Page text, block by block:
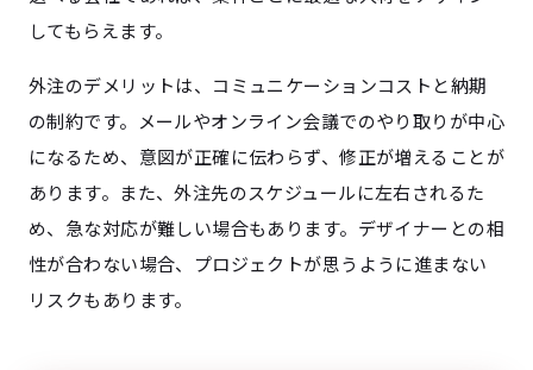
してもらえます。
外注のデメリットは、コミュニケーションコストと納期
の制約です。メールやオンライン会議でのやり取りが中心
になるため、意図が正確に伝わらず、修正が増えることが
あります。また、外注先のスケジュールに左右されるた
め、急な対応が難しい場合もあります。デザイナーとの相
性が合わない場合、プロジェクトが思うように進まない
リスクもあります。